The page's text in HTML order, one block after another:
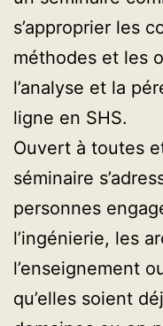
s’approprier les
méthodes et les
l’analyse et la
ligne en SHS.
Ouvert à toutes
séminaire
personnes
l’ingénierie, les
l’enseignement
qu’elles soient